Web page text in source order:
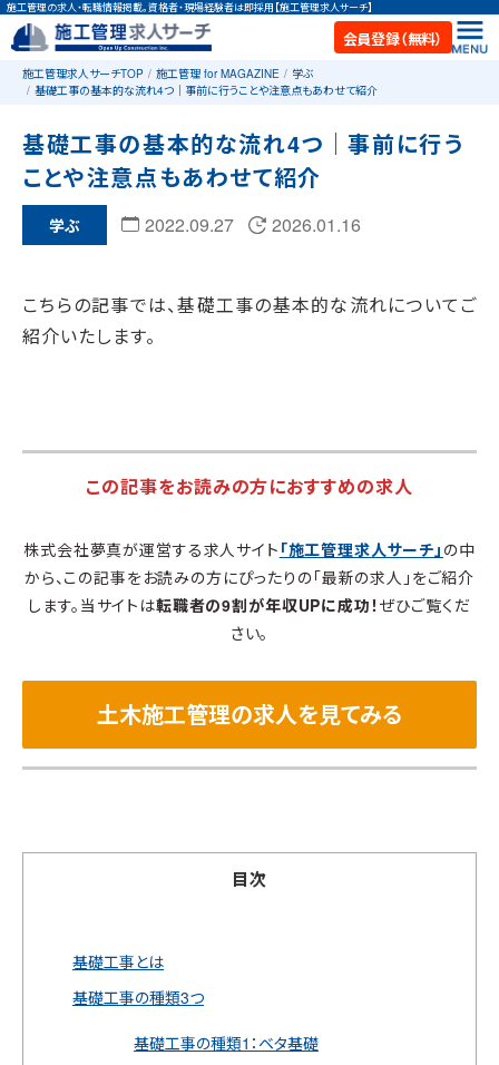
施工管理の求人・転職情報掲載。資格者・現場経験者は即採用【施工管理求人サーチ】
会員登録（無料）
施工管理求人サーチTOP 施工管理 for MAGAZINE
学ぶ
基礎工事の基本的な流れ4つ｜事前に行うことや注意点もあわせて紹介
基礎工事の基本的な流れ4つ｜事前に行う
ことや注意点もあわせて紹介
学ぶ 2022.09.27 2026.01.16
こちらの記事では、基礎工事の基本的な流れについてご
紹介いたします。
この記事をお読みの方におすすめの求人
株式会社夢真が運営する求人サイト 「施工管理求人サーチ」 の中
から、この記事をお読みの方にぴったりの「最新の求人」をご紹介
します。当サイトは転職者の9割が年収UPに成功！ぜひご覧くだ
さい。
土木施工管理の求人を見てみる
目次
基礎工事とは
基礎工事の種類3つ
基礎工事の種類1：ベタ基礎